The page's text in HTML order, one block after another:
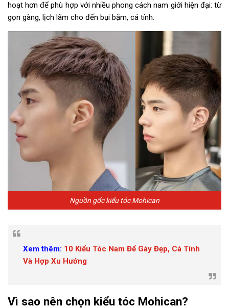
hoạt hơn để phù hợp với nhiều phong cách nam giới hiện đại: từ
gọn gàng, lịch lãm cho đến bụi bặm, cá tính.
Nguồn gốc kiểu tóc Mohican
Xem thêm: 10 Kiểu Tóc Nam Để Gáy Đẹp, Cá Tính
Và Hợp Xu Hướng
Vì sao nên chọn kiểu tóc Mohican?